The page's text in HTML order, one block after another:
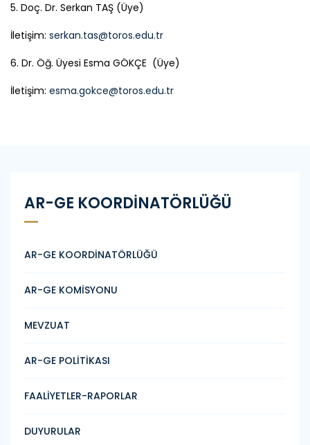
5. Doç. Dr. Serkan TAŞ (Üye)
İletişim: serkan.tas@toros.edu.tr
6. Dr. Öğ. Üyesi Esma GÖKÇE (Üye)
İletişim: esma.gokce@toros.edu.tr
AR-GE KOORDİNATÖRLÜĞÜ
AR-GE KOORDİNATÖRLÜĞÜ
AR-GE KOMİSYONU
MEVZUAT
AR-GE POLİTİKASI
FAALİYETLER-RAPORLAR
DUYURULAR